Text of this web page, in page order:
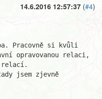
14.6.2016 12:57:37 (#4)
Pracovně si kvůli
opravovanou relaci,
relací.
jsem zjevně